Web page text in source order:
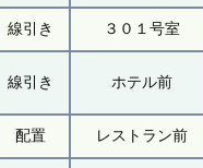
線引き ３０１号室
線引き ホテル前
配置 レストラン前